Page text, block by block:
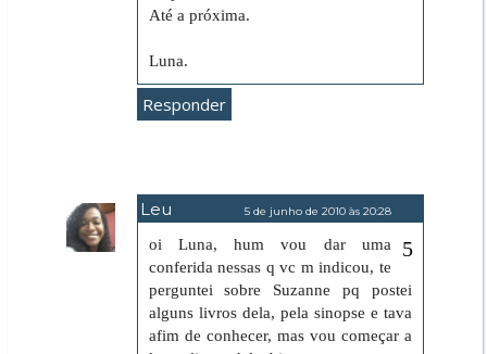
Até a próxima.
Luna.
Responder
Leu 5 de junho de 2010 às 20:28
oi Luna, hum vou dar uma
conferida nessas q vc m indicou, te
perguntei sobre Suzanne pq postei
alguns livros dela, pela sinopse e tava
afim de conhecer, mas vou começar a